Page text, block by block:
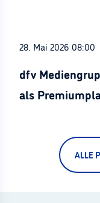
28. Mai 2026 08:00
dfv
als
ALLE